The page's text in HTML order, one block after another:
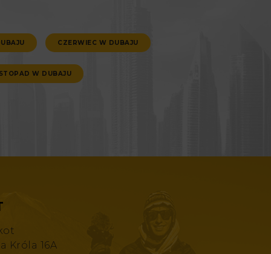
CZERWIEC W DUBAJU
W DUBAJU
Króla 16A